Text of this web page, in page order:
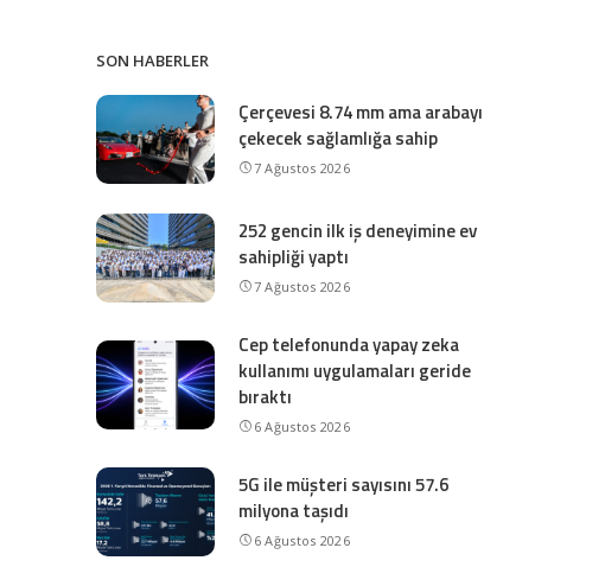
SON HABERLER
Çerçevesi 8.74 mm ama arabayı
çekecek sağlamlığa sahip
7 Ağustos 2026
252 gencin ilk iş deneyimine ev
sahipliği yaptı
7 Ağustos 2026
Cep telefonunda yapay zeka
kullanımı uygulamaları geride
bıraktı
6 Ağustos 2026
5G ile müşteri sayısını 57.6
milyona taşıdı
6 Ağustos 2026